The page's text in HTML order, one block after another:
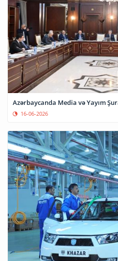
Azərbaycanda Media və Yayım
16-06-2026